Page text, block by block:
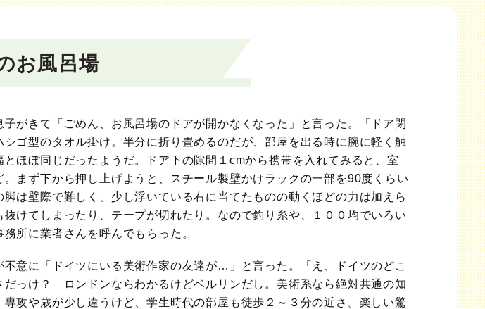
お風呂場
がきて「ごめん、お風呂場のドアが開かなくなった」と言った。「ドア閉
ゴ型のタオル掛け。半分に折り畳めるのだが、部屋を出る時に腕に軽く触
ほぼ同じだったようだ。ドア下の隙間１cmから携帯を入れてみると、室
まず下から押し上げようと、スチール製壁かけラックの一部を90度くらい
は壁際で難しく、少し浮いている右に当てたものの動くほどの力は加えら
けてしまったり、テープが切れたり。なので釣り糸や、１００均でいろい
所に業者さんを呼んでもらった。
意に「ドイツにいる美術作家の友達が…」と言った。「え、ドイツのどこ
っけ？ ロンドンならわかるけどベルリンだし。美術系なら絶対共通の知
攻や歳が少し違うけど、学生時代の部屋も徒歩２～３分の近さ。楽しい驚